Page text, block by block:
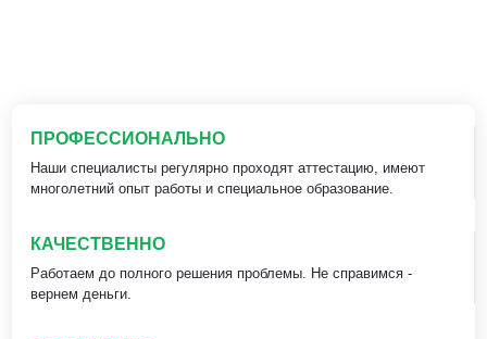
ПРОФЕССИОНАЛЬНО
Наши специалисты регулярно проходят аттестацию, имеют
многолетний опыт работы и специальное образование.
КАЧЕСТВЕННО
Работаем до полного решения проблемы. Не справимся -
вернем деньги.